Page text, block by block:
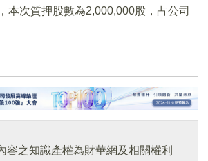
本次質押股數為2,000,000股，占公司
容之知識產權為財華網及相關權利